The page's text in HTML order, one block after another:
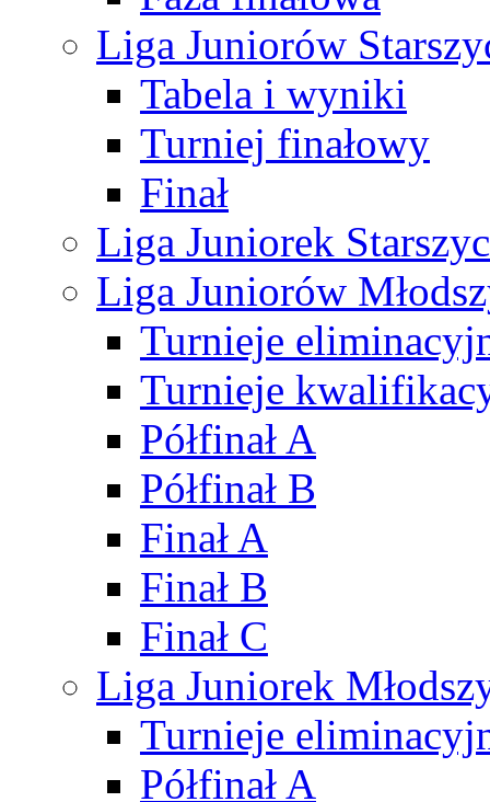
Liga Juniorów
Tabela i wyniki
Turniej finałowy
Finał
Liga Juniorek
Liga Juniorów
Turnieje
Turnieje
Półfinał A
Półfinał B
Finał A
Finał B
Finał C
Liga Juniorek
Turnieje
Półfinał A